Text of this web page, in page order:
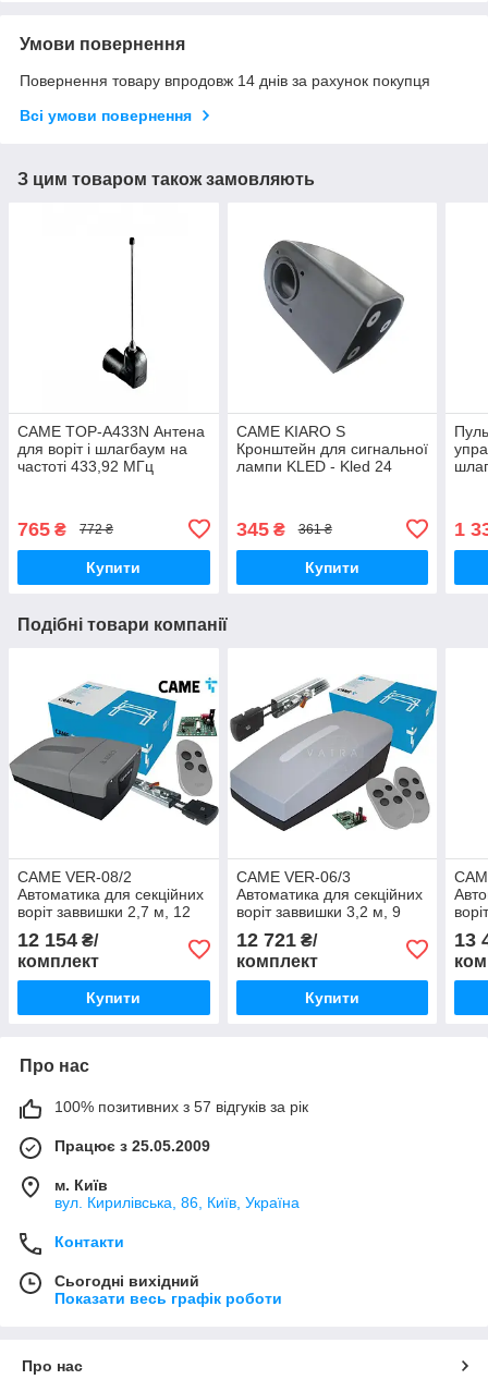
Умови повернення
Повернення товару впродовж 14 днів за рахунок покупця
Всі умови повернення
З цим товаром також замовляють
CAME TOP-A433N Антена
для воріт і шлагбаум на
частоті 433,92 МГц
765 ₴ 772 ₴
Купити
CAME KIARO S
Кронштейн для сигнальної
лампи KLED - Kled 24
345₴ 361 ₴
Купити
1
Подібні товари компанії
CAME VER-08/2
Автоматика для секційних
воріт заввишки 2,7 м, 12
12 154 ₴/
комплект
Купити
CAME VER-06/3
Автоматика для секційних
воріт заввишки 3,2 м, 9
12 721₴/
комплект
Купити
13
Про нас
100% позитивних з 57 відгуків за рік
Працює з 25.05.2009
м. Київ
вул. Кирилівська, 86, Київ, Україна
Контакти
Сьогодні вихідний
Показати весь графік роботи
Про нас